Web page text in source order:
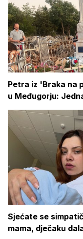
Petra iz 'Braka na
u Međugorju:
Sjećate se
mama, dječaku